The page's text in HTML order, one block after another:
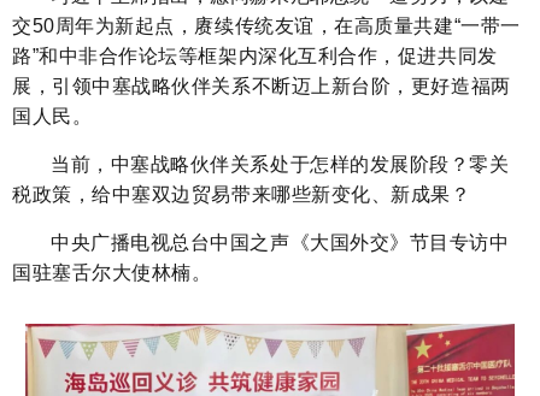
交50周年为新起点，赓续传统友谊，在高质量共建“一带一
路”和中非合作论坛等框架内深化互利合作，促进共同发
展，引领中塞战略伙伴关系不断迈上新台阶，更好造福两
国人民。
当前，中塞战略伙伴关系处于怎样的发展阶段？零关
税政策，给中塞双边贸易带来哪些新变化、新成果？
中央广播电视总台中国之声《大国外交》节目专访中
国驻塞舌尔大使林楠。